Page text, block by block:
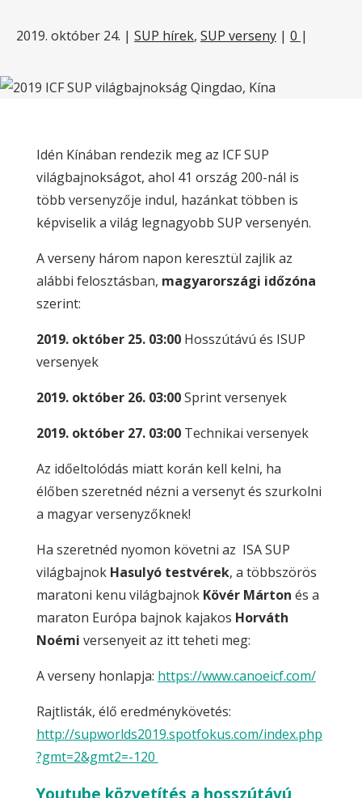
2019. október 24. | SUP hírek, SUP verseny | 0 |
Idén Kínában rendezik meg az ICF SUP
világbajnokságot, ahol 41 ország 200-nál is
több versenyzője indul, hazánkat többen is
képviselik a világ legnagyobb SUP versenyén.
A verseny három napon keresztül zajlik az
alábbi felosztásban, magyarországi időzóna
szerint:
2019. október 25. 03:00Hosszútávú és ISUP
versenyek
2019. október 26. 03:00Sprint versenyek
2019. október 27. 03:00 Technikai versenyek
Az időeltolódás miatt korán kell kelni, ha
élőben szeretnéd nézni a versenyt és szurkolni
a magyar versenyzőknek!
Ha szeretnéd nyomon követni az ISA SUP
világbajnok Hasulyó testvérek, a többszörös
maratoni kenu világbajnok Kövér Márton és a
maraton Európa bajnok kajakos Horváth
Noémi versenyeit az itt teheti meg:
A verseny honlapja: https://www.canoeicf.com/
Rajtlisták, élő eredménykövetés:
http://supworlds2019.spotfokus.com/index.php
?gmt=2&gmt2=-120
Youtube közvetítés a hosszútávú